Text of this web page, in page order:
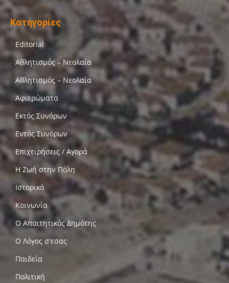
Κατηγορίες
Editorial
Αθλητισμός – Νεολαία
Αθλητισμός – Νεολαία
Αφιερώματα
Εκτός Συνόρων
Εντός Συνόρων
Επιχειρήσεις / Αγορά
Η Ζωή στην Πόλη
Ιστορικά
Κοινωνία
Ο Απαιτητικός Δημότης
Ο Λόγος σ'εσας
Παιδεία
Πολιτική